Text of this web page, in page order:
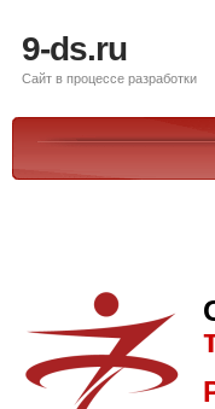
9-ds.ru
Сайт в процессе разработки